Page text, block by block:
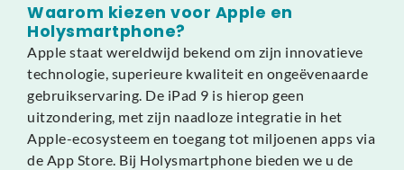
Waarom kiezen voor Apple en
Holysmartphone?
Apple staat wereldwijd bekend om zijn innovatieve
technologie, superieure kwaliteit en ongeëvenaarde
gebruikservaring. De iPad 9 is hierop geen
uitzondering, met zijn naadloze integratie in het
Apple-ecosysteem en toegang tot miljoenen apps via
de App Store. Bij Holysmartphone bieden we u de